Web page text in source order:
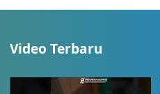
Video Terbaru